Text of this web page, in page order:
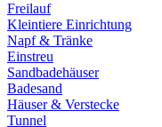
Freilauf
Kleintiere Einrichtung
Napf & Tränke
Einstreu
Sandbadehäuser
Badesand
Häuser & Verstecke
Tunnel